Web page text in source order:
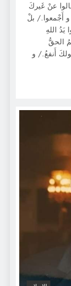
عنْ غَيركَ
أَجْمعوا./ بلْ
اللهِ
الحقُّ
أَنفعُ./ و